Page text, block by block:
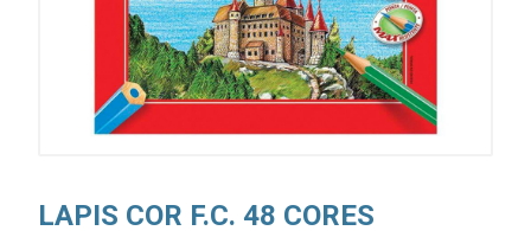
LAPIS COR F.C. 48 CORES